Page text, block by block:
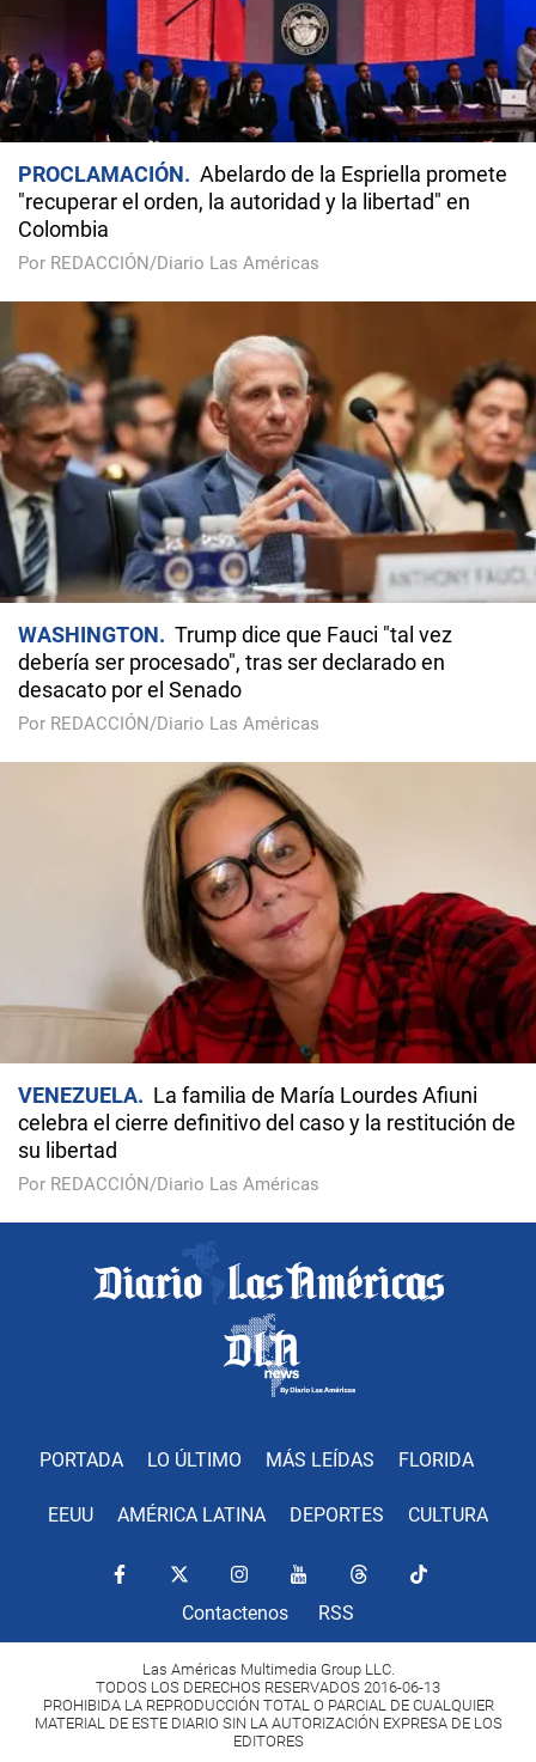
PROCLAMACIÓN
Abelardo de la Espriella promete
"recuperar el orden, la autoridad y la libertad" en
Colombia
Por REDACCIÓN/Diario Las Américas
WASHINGTON
Trump dice que Fauci "tal vez
debería ser procesado", tras ser declarado en
desacato por el Senado
Por REDACCIÓN/Diario Las Américas
VENEZUELA
La familia de María Lourdes Afiuni
celebra el cierre definitivo del caso y la restitución de
su libertad
Por REDACCIÓN/Diario Las Américas
PORTADA LO ÚLTIMO MÁS LEÍDAS FLORIDA
EEUU AMÉRICA LATINA DEPORTES CULTURA
Contactenos RSS
Las Américas Multimedia Group LLC.
TODOS LOS DERECHOS RESERVADOS 2016-06-13
PROHIBIDA LA REPRODUCCIÓN TOTAL O PARCIAL DE CUALQUIER
MATERIAL DE ESTE DIARIO SIN LA AUTORIZACIÓN EXPRESA DE LOS
EDITORES